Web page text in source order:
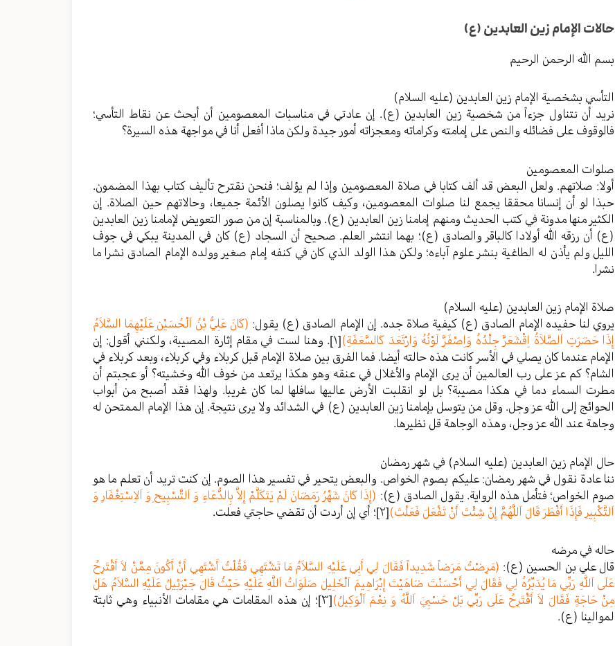
حالات الإمام زين العابدين (ع)
بسم الله الرحمن الرحيم
التأسي بشخصية الإمام زين العابدين (عليه السلام)
نريد أن نتناول جزءاً من شخصية زين العابدين (ع). إن عادتي في مناسبات المعصومين أن أبحث عن نقاط التأسي؛
فالوقوف على فضائله والنص على إمامته وكراماته ومعجزاته أمور جيدة ولكن ماذا أفعل أنا في مواجهة هذه السيرة؟
صلوات المعصومين
أولا: صلاتهم. ولعل البعض قد ألف كتابا في صلاة المعصومين وإذا لم يؤلف؛ فنحن نقترح تأليف كتاب بهذا المضمون.
حبذا لو أن إنسانا محققا يجمع لنا صلوات المعصومين، وكيف كانوا يصلون الأئمة جميعا، وحالاتهم حين الصلاة. إن
الكثير منها مدونة في كتب الحديث ومنهم إمامنا زين العابدين (ع). وبالمناسبة إن من صور التعويض لإمامنا زين العابدين
(ع) أن رزقه الله أولادا كالباقر والصادق (ع)؛ بهما انتشر العلم. صحيح أن السجاد (ع) كان في المدينة يبكي في جوف
الليل ولم يأذن له الطاغية بنشر علوم آباءه؛ ولكن هذا الولد الذي كان في كنفه إمام صغير وولده الإمام الصادق نشرا ما
نشرا.
صلاة الإمام زين العابدين (عليه السلام)
يروي لنا حفيده الإمام الصادق (ع) كيفية صلاة جده. إن الإمام الصادق (ع) يقول: (كَانَ عَلِيُّ بْنُ اَلْحُسَيْنِ عَلَيْهِمَا السَّلاَمُ
إِذَا حَضَرَتِ اَلصَّلاَةُ اِقْشَعَرَّ جِلْدُهُ وَاِصْفَرَّ لَوْنُهُ وَارْتَعَدَ كَالسَّعَفَةِ)[١]
. وهنا لست في مقام إثارة المصيبة، ولكنني أقول: إن
الإمام عندما كان يصلي في الأسر كانت هذه حالته أيضا. فما الفرق بين صلاة الإمام قبل كربلاء وفي كربلاء، وبعد كربلاء في
الشام؟ كم عز على رب العالمين أن يرى الإمام والأغلال في عنقه وهو هكذا يرتعد من خوف الله وخشيته؟ أو عجبتم أن
مطرت السماء دما في هكذا مصيبة؟ بل لو انقلبت الأرض عاليها سافلها لما كان غريبا. ولهذا فقد أصبح من أبواب
الحوائج إلى الله عز وجل. وقل من يتوسل بإمامنا زين العابدين (ع) في الشدائد ولا يرى نتيجة. إن هذا الإمام الممتحن له
وجاهة عند الله عز وجل، وهذه الوجاهة قل نظيرها.
حال الإمام زين العابدين (عليه السلام) في شهر رمضان
ننا عادة نقول في شهر رمضان: عليكم بصوم الخواص. والبعض يتحير في تفسير هذا الصوم. إن كنت تريد أن تعلم ما هو
صوم الخواص؛ فتأمل هذه الرواية. يقول الصادق (ع): (إِذَا كَانَ شَهْرُ رَمَضَانَ لَمْ يَتَكَلَّمْ إِلاَّ بِالدُّعَاءِ وَ اَلتَّسْبِيحِ وَ اَلاِسْتِغْفَارِ وَ
اَلتَّكْبِيرِ فَإِذَا أَفْطَرَ قَالَ اَللَّهُمَّ إِنْ شِئْتَ أَنْ تَفْعَلَ فَعَلْتَ)[٢] ؛ أي إن أردت أن تقضي حاجتي فعلت.
حاله في مرضه
قال علي بن الحسين (ع): (مَرِضْتُ مَرَضاً شَدِيداً فَقَالَ لِي أَبِي عَلَيْهِ السَّلاَمُ مَا تَشْتَهِي فَقُلْتُ أَشْتَهِي أَنْ أَكُونَ مِمَّنْ لاَ أَقْتَرِحُ
عَلَى اَللَّهِ رَبِّي مَا يُدَبِّرُهُ لِي فَقَالَ لِي أَحْسَنْتَ ضَاهَيْتَ إِبْرَاهِيمَ اَلْخَلِيلَ صَلَوَاتُ اَللَّهِ عَلَيْهِ حَيْثُ قَالَ جَبْرَئِيلُ عَلَيْهِ السَّلاَمُ هَلْ
مِنْ حَاجَةٍ فَقَالَ لاَ أَقْتَرِحُ عَلَى رَبِّي بَلْ حَسْبِيَ اَللَّهُ وَ نِعْمَ اَلْوَكِيلُ)[٣]
؛ إن هذه المقامات هي مقامات الأنبياء وهي ثابتة
لموالينا (ع).